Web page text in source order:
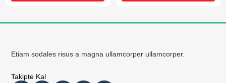
Etiam sodales risus a magna ullamcorper ullamcorper.
Takipte Kal